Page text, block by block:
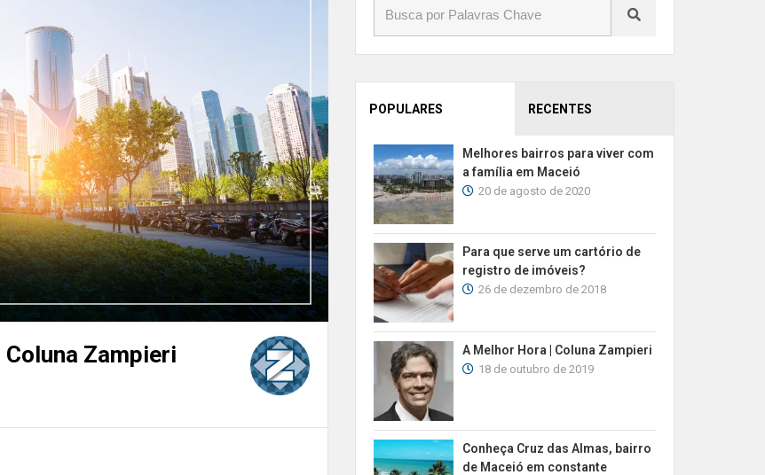
Zampieri
POPULARES RECENTES
Melhores bairros para viver com
a família em Maceió
20 de agosto de 2020
Para que serve um cartório de
registro de imóveis?
26 de dezembro de 2018
A Melhor Hora | Coluna Zampieri
18 de outubro de 2019
Conheça Cruz das Almas, bairro
de Maceió em constante